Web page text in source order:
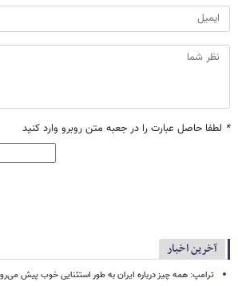
* لطفا حاصل عبارت را در جعبه متن روبرو وارد کنید
آخرین اخبار
ترامپ: همه چیز درباره ایران به طور استثنایی خوب پیش